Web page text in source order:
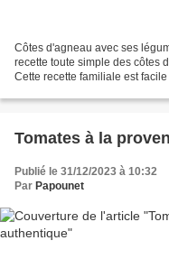
Côtes d'agneau avec ses
recette toute simple des côtes
Cette recette familiale est
Tomates à la
Publié le 31/12/2023 à 10:32
Par Papounet